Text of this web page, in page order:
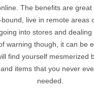
The benefits are
live in remote areas
into stores and dealing
warning though, it can be
find yourself mesmerized
items that you never
needed.